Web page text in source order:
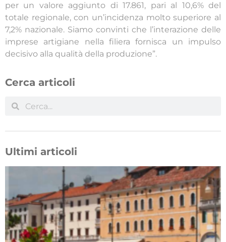
per un valore aggiunto di 17.861, pari al 10,6% del
totale regionale, con un’incidenza molto superiore al
7,2% nazionale. Siamo convinti che l’interazione delle
imprese artigiane nella filiera fornisca un impulso
decisivo alla qualità della produzione”.
Cerca articoli
Ultimi articoli